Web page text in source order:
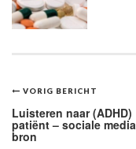
Bericht
navigatie
VORIG BERICHT
Luisteren naar (ADHD)
patiënt – sociale
bron